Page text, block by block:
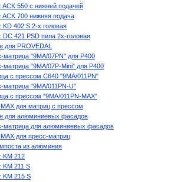
ACK 550 с нижней подачей
ACK 700 нижняя подача
KD 402 S 2-х головая
DC 421 PSD пила 2х-головая
для PROVEDAL
матрица "9MA/07PN" для P400
матрица "9MA/07P-Mini" для P400
с прессом C640 "9MA/011PN"
матрица "9MA/011PN-U"
с прессом "9MA/011PN-MAX"
для матриц с прессом
для алюминиевых фасадов
матрица для алюминиевых фасадов
для пресс-матриц
из алюминия
KM 212
KM 211 S
KM 215 S